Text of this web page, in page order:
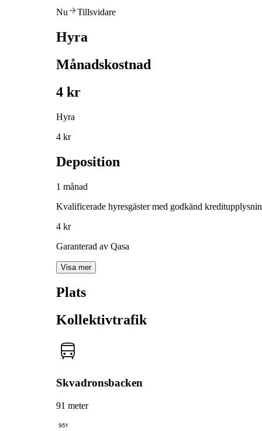
Nu Tillsvidare
Hyra
Månadskostnad
4 kr
Hyra
4 kr
Deposition
1 månad
Kvalificerade hyresgäster med godkänd
4 kr
Garanterad av Qasa
Visa mer
Plats
Kollektivtrafik
Skvadronsbacken
91 meter
951